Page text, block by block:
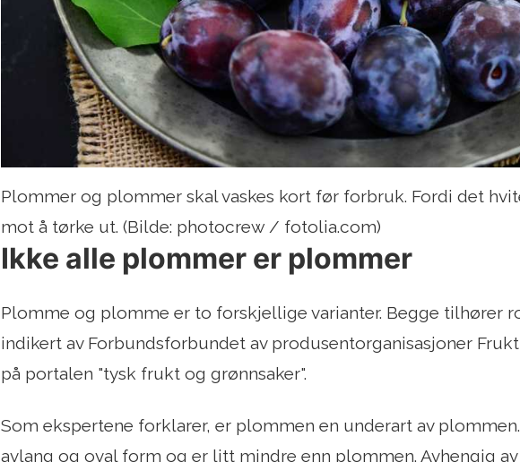
Plommer og plommer skal vaskes kort før forbruk. Fordi det
mot å tørke ut. (Bilde: photocrew / fotolia.com)
Ikke alle plommer er plommer
Plomme og plomme er to forskjellige varianter. Begge tilhører
indikert av Forbundsforbundet av produsentorganisasjoner Frukt
på portalen "tysk frukt og grønnsaker".
Som ekspertene forklarer, er plommen en underart av
avlang og oval form og er litt mindre enn plommen. Avhengig